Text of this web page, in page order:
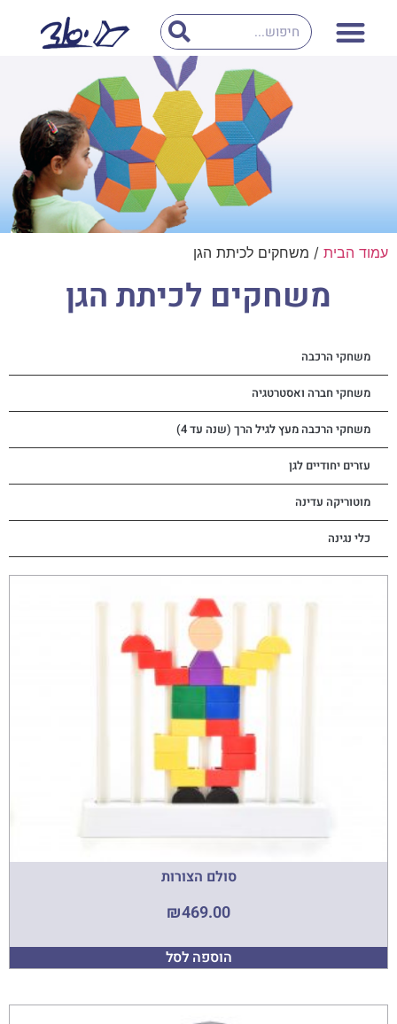
עמוד הבית / משחקים לכיתת הגן
משחקים לכיתת הגן
משחקי הרכבה
משחקי חברה ואסטרטגיה
משחקי הרכבה מעץ לגיל הרך (שנה עד 4)
עזרים יחודיים לגן
מוטוריקה עדינה
כלי נגינה
סולם הצורות
₪469.00
הוספה לסל